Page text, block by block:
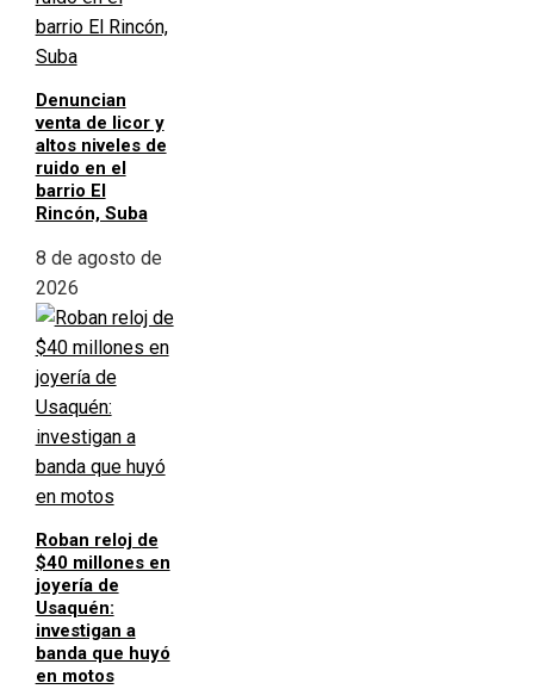
Denuncian
venta de licor y
altos niveles de
ruido en el
barrio El
Rincón, Suba
8 de agosto de
2026
Roban reloj de
$40 millones en
joyería de
Usaquén:
investigan a
banda que huyó
en motos